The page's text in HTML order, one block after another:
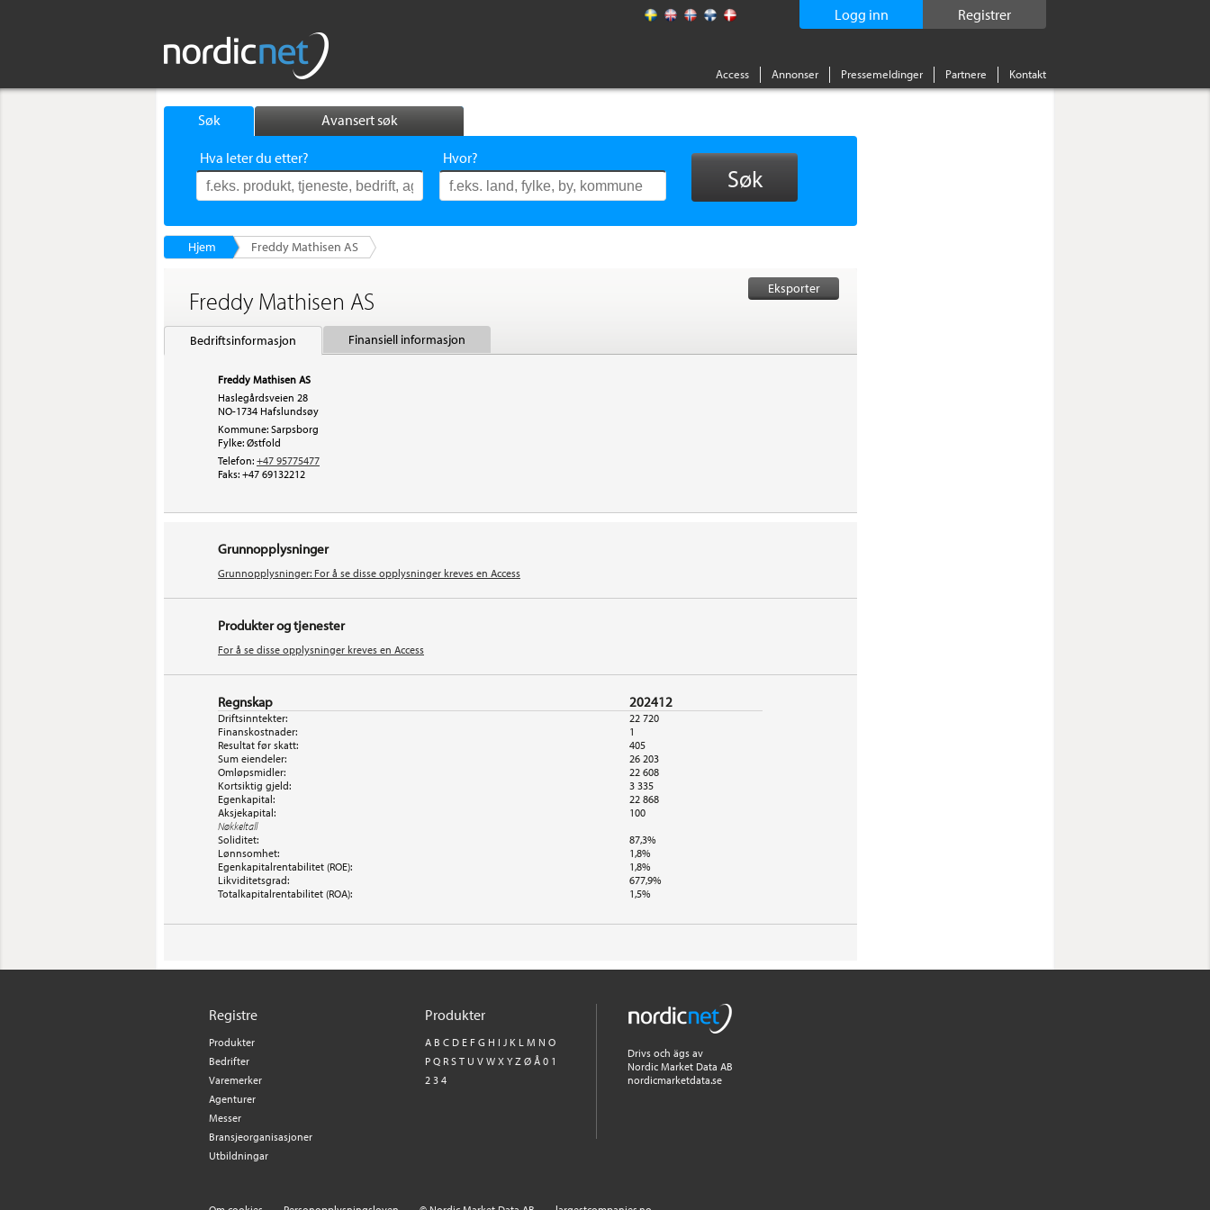
Registrer
Logg inn
Access Annonser Pressemeldinger Partnere Kontakt
Søk Avansert søk
Hva leter du etter? Hvor?
Søk
Hjem Freddy Mathisen AS
Eksporter
Freddy Mathisen AS
Bedriftsinformasjon Finansiell informasjon
Freddy Mathisen AS
Haslegårdsveien 28
NO-1734 Hafslundsøy
Kommune: Sarpsborg
Fylke: Østfold
Telefon: +47 95775477
Faks: +47 69132212
Grunnopplysninger
Grunnopplysninger: For å se disse opplysninger kreves en Access
Produkter og tjenester
For å se disse opplysninger kreves en Access
Regnskap 202412
Driftsinntekter:
22 720
Finanskostnader:
1
Resultat før skatt:
405
Sum eiendeler:
26 203
Omløpsmidler:
22 608
Kortsiktig gjeld:
3 335
Egenkapital:
22 868
Aksjekapital:
100
Nøkkeltall
Soliditet:
87,3%
Lønnsomhet:
1,8%
Egenkapitalrentabilitet (ROE):
1,8%
Likviditetsgrad:
677,9%
Totalkapitalrentabilitet (ROA):
1,5%
Registre
Produkter
Bedrifter
Varemerker
Agenturer
Messer
Bransjeorganisasjoner
Utbildningar
Produkter
A B C D E F G H I J K L M N O
P Q R S T U V W X Y Z Ø Å 0 1
2 3 4
Drivs och ägs av
Nordic Market Data AB
nordicmarketdata.se